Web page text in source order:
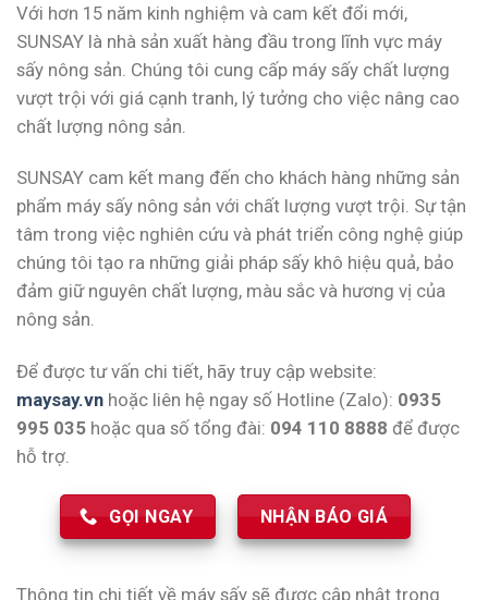
Với hơn 15 năm kinh nghiệm và cam kết đổi mới,
SUNSAY là nhà sản xuất hàng đầu trong lĩnh vực máy
sấy nông sản. Chúng tôi cung cấp máy sấy chất lượng
vượt trội với giá cạnh tranh, lý tưởng cho việc nâng cao
chất lượng nông sản.
SUNSAY cam kết mang đến cho khách hàng những sản
phẩm máy sấy nông sản với chất lượng vượt trội. Sự tận
tâm trong việc nghiên cứu và phát triển công nghệ giúp
chúng tôi tạo ra những giải pháp sấy khô hiệu quả, bảo
đảm giữ nguyên chất lượng, màu sắc và hương vị của
nông sản.
Để được tư vấn chi tiết, hãy truy cập website:
maysay.vn hoặc liên hệ ngay số Hotline (Zalo): 0935
995 035 hoặc qua số tổng đài: 094 110 8888 để được
hỗ trợ.
GỌI NGAY NHẬN BÁO GIÁ
Thông tin chi tiết về máy sấy sẽ được cập nhật trong